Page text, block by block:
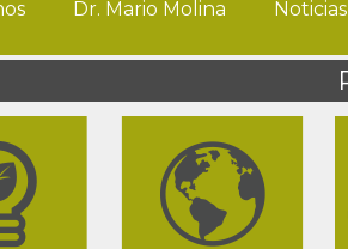
Dr. Mario Molina Noticias